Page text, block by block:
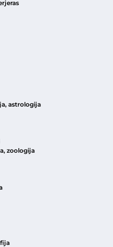
astrologija
zoologija